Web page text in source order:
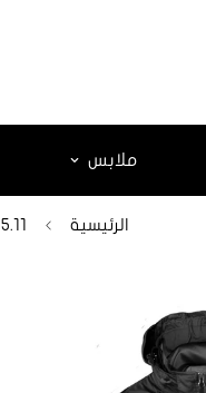
ملابس
الرئيسية 5.11